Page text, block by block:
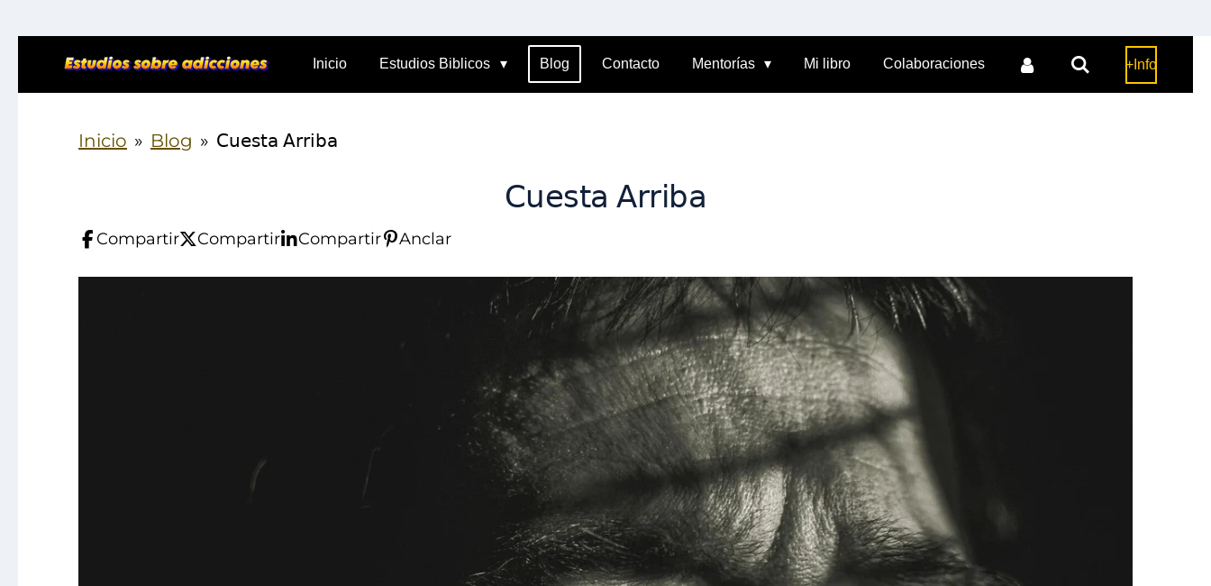
contenido
Inicio Estudios Biblicos Blog Contacto Mentorías Mi libro Colaboraciones +Info
Inicio » Blog » 𝖢𝗎𝖾𝗌𝗍𝖺 𝖠𝗋𝗋𝗂𝖻𝖺
𝖢𝗎𝖾𝗌𝗍𝖺 𝖠𝗋𝗋𝗂𝖻𝖺
Compartir Compartir Compartir Anclar